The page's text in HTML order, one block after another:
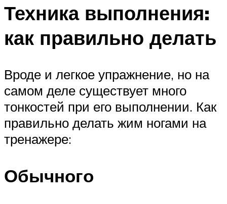
Техника выполнения:
как правильно делать
Вроде и легкое упражнение, но на
самом деле существует много
тонкостей при его выполнении. Как
правильно делать жим ногами на
тренажере:
Обычного